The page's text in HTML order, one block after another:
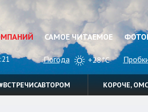
САМОЕ ЧИТАЕМОЕ
Погода +28°C
КОРОЧЕ,